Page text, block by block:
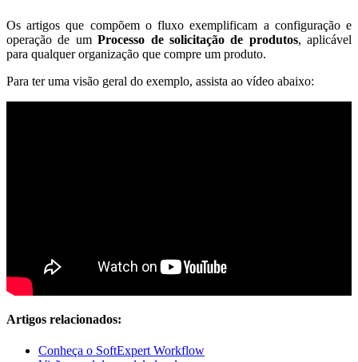
Os artigos que compõem o fluxo exemplificam a configuração e
operação de umProcesso de solicitação de produtos, aplicável
para qualquer organização que compre um produto.
Para ter uma visão geral do exemplo, assista ao vídeo abaixo:
Artigos relacionados:
Conheça o SoftExpert Workflow